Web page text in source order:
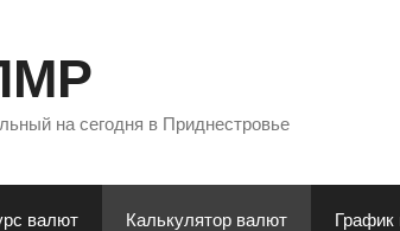
на сегодня в Приднестровье
валют Калькулятор валют График